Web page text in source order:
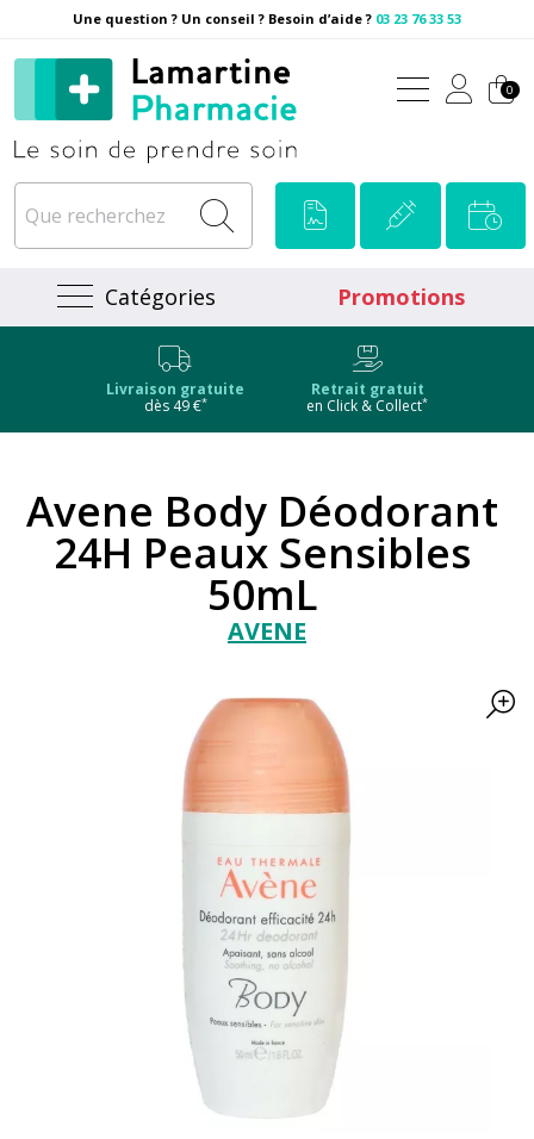
Une question ? Un conseil ? Besoin d’aide ? 03 23 76 33 53
Pharmacie Lamartine
0
Catégories Promotions
Livraison gratuite
dès 49 €*
Retrait gratuit
en Click & Collect*
Avene Body Déodorant
24H Peaux Sensibles
50mL
AVENE